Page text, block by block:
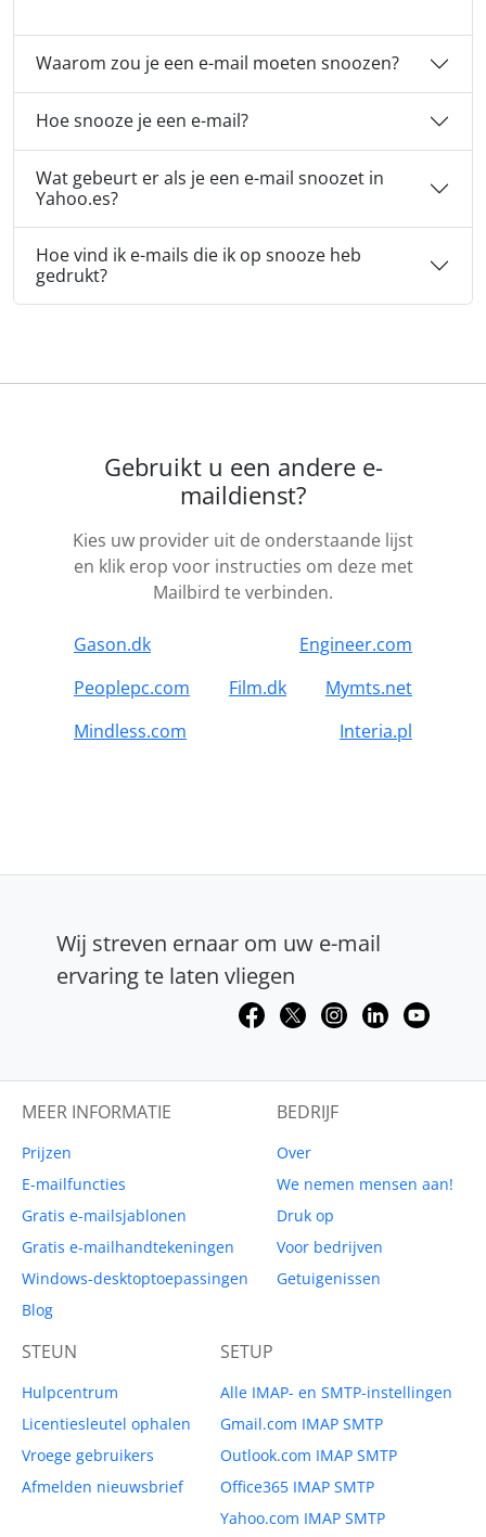
Waarom zou je een e-mail moeten snoozen?
Hoe snooze je een e-mail?
Wat gebeurt er als je een e-mail snoozet in
Yahoo.es?
Hoe vind ik e-mails die ik op snooze heb
gedrukt?
Gebruikt u een andere e-
maildienst?
Kies uw provider uit de onderstaande lijst
en klik erop voor instructies om deze met
Mailbird te verbinden.
Gason.dk
Engineer.com
Peoplepc.com
Film.dk
Mymts.net
Mindless.com
Interia.pl
Wij streven ernaar om uw e-mail
ervaring te laten vliegen
MEER INFORMATIE
Prijzen
E-mailfuncties
Gratis e-mailsjablonen
Gratis e-mailhandtekeningen
Windows-desktoptoepassingen
Blog
BEDRIJF
Over
We nemen mensen aan!
Druk op
Voor bedrijven
Getuigenissen
STEUN
Hulpcentrum
Licentiesleutel ophalen
Vroege gebruikers
Afmelden nieuwsbrief
SETUP
Alle IMAP- en SMTP-instellingen
Gmail.com IMAP SMTP
Outlook.com IMAP SMTP
Office365 IMAP SMTP
Yahoo.com IMAP SMTP